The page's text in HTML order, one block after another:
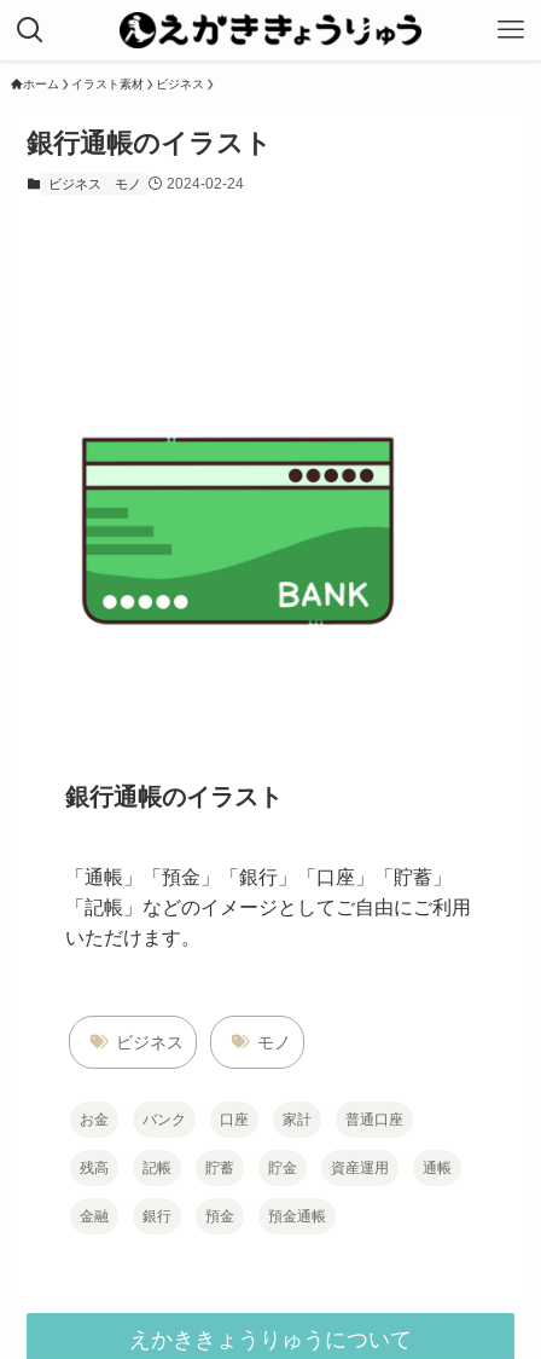
ホーム イラスト素材 ビジネス
銀行通帳のイラスト
ビジネス モノ 2024-02-24
銀行通帳のイラスト
「通帳」「預金」「銀行」「口座」「貯蓄」
「記帳」などのイメージとしてご自由にご利用
いただけます。
ビジネス モノ
お金 バンク 口座 家計 普通口座
残高 記帳 貯蓄 貯金 資産運用 通帳
金融 銀行 預金 預金通帳
えかききょうりゅうについて